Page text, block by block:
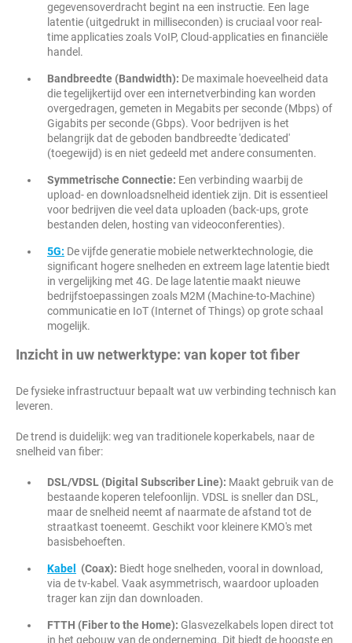
gegevensoverdracht begint na een instructie. Een lage
latentie (uitgedrukt in milliseconden) is cruciaal voor real-
time applicaties zoals VoIP, Cloud-applicaties en financiële
handel.
Bandbreedte (Bandwidth): De maximale hoeveelheid data
die tegelijkertijd over een internetverbinding kan worden
overgedragen, gemeten in Megabits per seconde (Mbps) of
Gigabits per seconde (Gbps). Voor bedrijven is het
belangrijk dat de geboden bandbreedte 'dedicated'
(toegewijd) is en niet gedeeld met andere consumenten.
Symmetrische Connectie: Een verbinding waarbij de
upload- en downloadsnelheid identiek zijn. Dit is essentieel
voor bedrijven die veel data uploaden (back-ups, grote
bestanden delen, hosting van videoconferenties).
5G: De vijfde generatie mobiele netwerktechnologie, die
significant hogere snelheden en extreem lage latentie biedt
in vergelijking met 4G. De lage latentie maakt nieuwe
bedrijfstoepassingen zoals M2M (Machine-to-Machine)
communicatie en IoT (Internet of Things) op grote schaal
mogelijk.
Inzicht in uw netwerktype: van koper tot fiber
De fysieke infrastructuur bepaalt wat uw verbinding technisch kan
leveren.
De trend is duidelijk: weg van traditionele koperkabels, naar de
snelheid van fiber:
DSL/VDSL (Digital Subscriber Line): Maakt gebruik van de
bestaande koperen telefoonlijn. VDSL is sneller dan DSL,
maar de snelheid neemt af naarmate de afstand tot de
straatkast toeneemt. Geschikt voor kleinere KMO's met
basisbehoeften.
Kabel (Coax): Biedt hoge snelheden, vooral in download,
via de tv-kabel. Vaak asymmetrisch, waardoor uploaden
trager kan zijn dan downloaden.
FTTH (Fiber to the Home): Glasvezelkabels lopen direct tot
in het gebouw van de onderneming. Dit biedt de hoogste en